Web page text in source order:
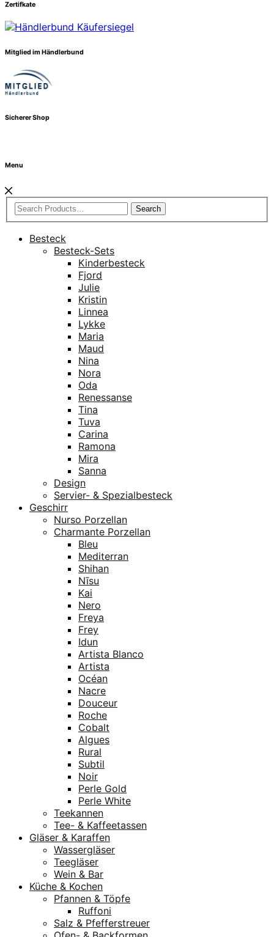
Zertifkate
Mitglied im Händlerbund
Sicherer Shop
Menu
Search
Besteck
Besteck-Sets
Kinderbesteck
Fjord
Julie
Kristin
Linnea
Lykke
Maria
Maud
Nina
Nora
Oda
Renessanse
Tina
Tuva
Carina
Ramona
Mira
Sanna
Design
Servier- & Spezialbesteck
Geschirr
Nurso Porzellan
Charmante Porzellan
Bleu
Mediterran
Shihan
Nīsu
Kai
Nero
Freya
Frey
Idun
Artista Blanco
Artista
Océan
Nacre
Douceur
Roche
Cobalt
Algues
Rural
Subtil
Noir
Perle Gold
Perle White
Teekannen
Tee- & Kaffeetassen
Gläser & Karaffen
Wassergläser
Teegläser
Wein & Bar
Küche & Kochen
Pfannen & Töpfe
Ruffoni
Salz & Pfefferstreuer